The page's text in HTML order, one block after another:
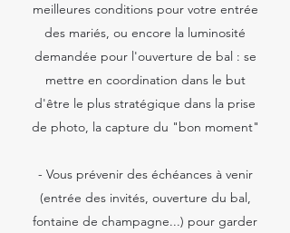
meilleures conditions pour votre entrée
des mariés, ou encore la luminosité
demandée pour l'ouverture de bal : se
mettre en coordination dans le but
d'être le plus stratégique dans la prise
de photo, la capture du "bon moment"
- Vous prévenir des échéances à venir
(entrée des invités, ouverture du bal,
fontaine de champagne...) pour garder